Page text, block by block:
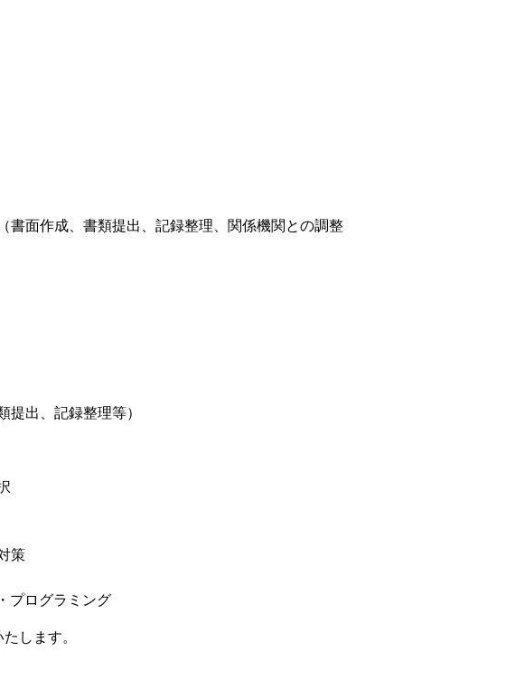
書面作成、書類提出、記録整理、関係機関との調整
出、記録整理等）
策
プログラミング
します。